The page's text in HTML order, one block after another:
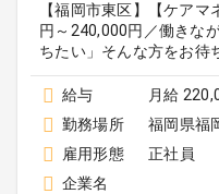
【福岡市東区】【ケア
円～240,000円／働きな
ちたい」そんな方をお
給与
月給
勤務場所
福岡県福
雇用形態
正社員
企業名